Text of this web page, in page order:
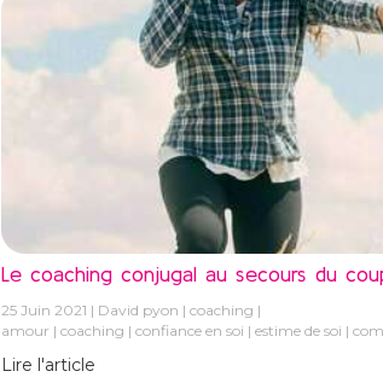
Le coaching conjugal au secours du
25 Juin 2021 David pyon
coaching
amour
coaching confiance en soi estime de soi
Lire l'article